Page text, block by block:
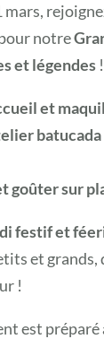
mars,
notre
et légendes !
et
goûter sur
festif et
et grands,
!
est préparé